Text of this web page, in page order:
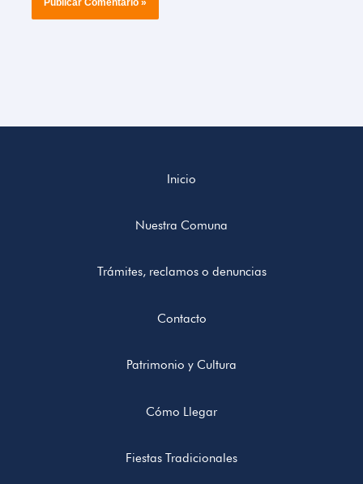
Inicio
Nuestra Comuna
Trámites, reclamos o denuncias
Contacto
Patrimonio y Cultura
Cómo Llegar
Fiestas Tradicionales